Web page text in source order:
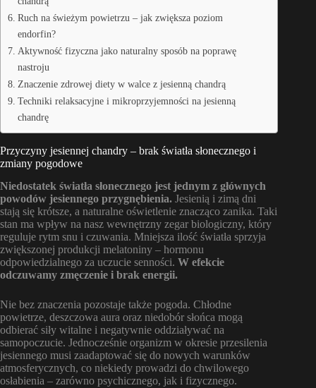
Ruch na świeżym powietrzu – jak zwiększa poziom
endorfin?
Aktywność fizyczna jako naturalny sposób na poprawę
nastroju
Znaczenie zdrowej diety w walce z jesienną chandrą
Techniki relaksacyjne i mikroprzyjemności na jesienną
chandrę
Przyczyny jesiennej chandry – brak światła słonecznego i
zmiany pogodowe
Niedostatek światła słonecznego jest jednym z głównych
powodów jesiennego przygnębienia. Jesienią i zimą dni
stają się krótsze, a naturalne oświetlenie znacząco zanika. Taki
stan ma wpływ na nasz wewnętrzny zegar biologiczny, który
reguluje rytm snu i czuwania. Mniejsza ilość światła sprzyja
zwiększonej produkcji melatoniny – hormonu
odpowiedzialnego za uczucie senności. W efekcie
odczuwamy zmęczenie i brak energii.
Nie bez znaczenia pozostaje także pogoda. Chłodne
powietrze, deszczowa aura oraz niedobór słońca mogą
odbierać siły witalne i negatywnie oddziaływać na
samopoczucie. Jednocześnie organizm w okresie przesilenia
jesiennego musi zaadaptować się do nowych warunków
atmosferycznych, co niekiedy prowadzi do chwilowego
osłabienia – zarówno psychicznego, jak i fizycznego.